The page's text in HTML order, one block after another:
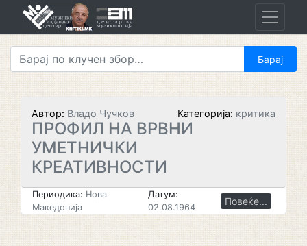
Автор: Владо Чучков Категорија: критика
ПРОФИЛ НА ВРВНИ
УМЕТНИЧКИ
КРЕАТИВНОСТИ
Периодика: Нова
Македонија
Датум:
02.08.1964
Повеќе...